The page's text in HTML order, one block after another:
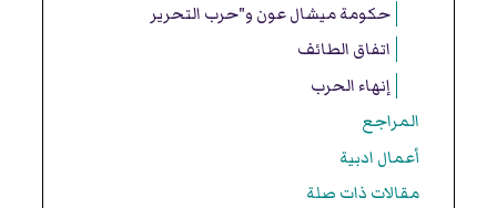
حكومة ميشال عون و"حرب التحرير
اتفاق الطائف
إنهاء الحرب
المراجع
أعمال ادبية
مقالات ذات صلة